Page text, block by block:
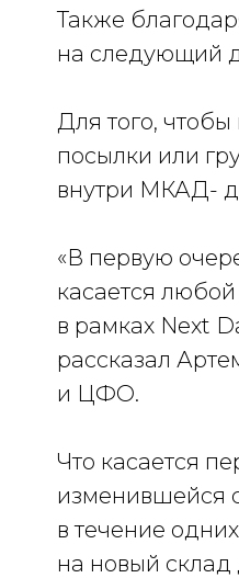
Также
на следующий
Для того, чтобы
посылки или
внутри МКАД-
«В первую
касается любой
в рамках Next
рассказал
и ЦФО.
Что касается
изменившейся
в течение
на новый склад